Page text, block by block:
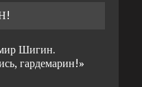
Шигин.
гардемарин!»